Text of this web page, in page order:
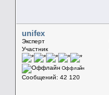
unifex
Эксперт
Участник
Оффлайн
Сообщений: 42 120